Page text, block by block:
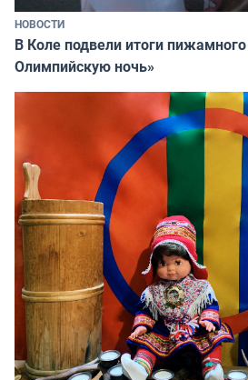
НОВОСТИ
В Коле подвели итоги
Олимпийскую ночь»